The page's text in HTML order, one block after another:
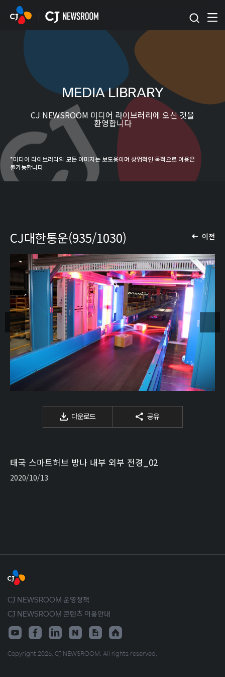
본문 바로가기
MEDIA LIBRARY
CJ NEWSROOM 미디어 라이브러리에 오신 것을
환영합니다
*미디어 라이브러리의 모든 이미지는 보도용이며 상업적인 목적으로 이용은
불가능합니다
이전
CJ대한통운(935/1030)
다운로드 공유
태국 스마트허브 방나 내부 외부 전경_02
2020/10/13
CJ NEWSROOM 운영정책
CJ NEWSROOM 콘텐츠 이용안내
Copyright 2026. CJ NEWSROOM. All rights reserved.